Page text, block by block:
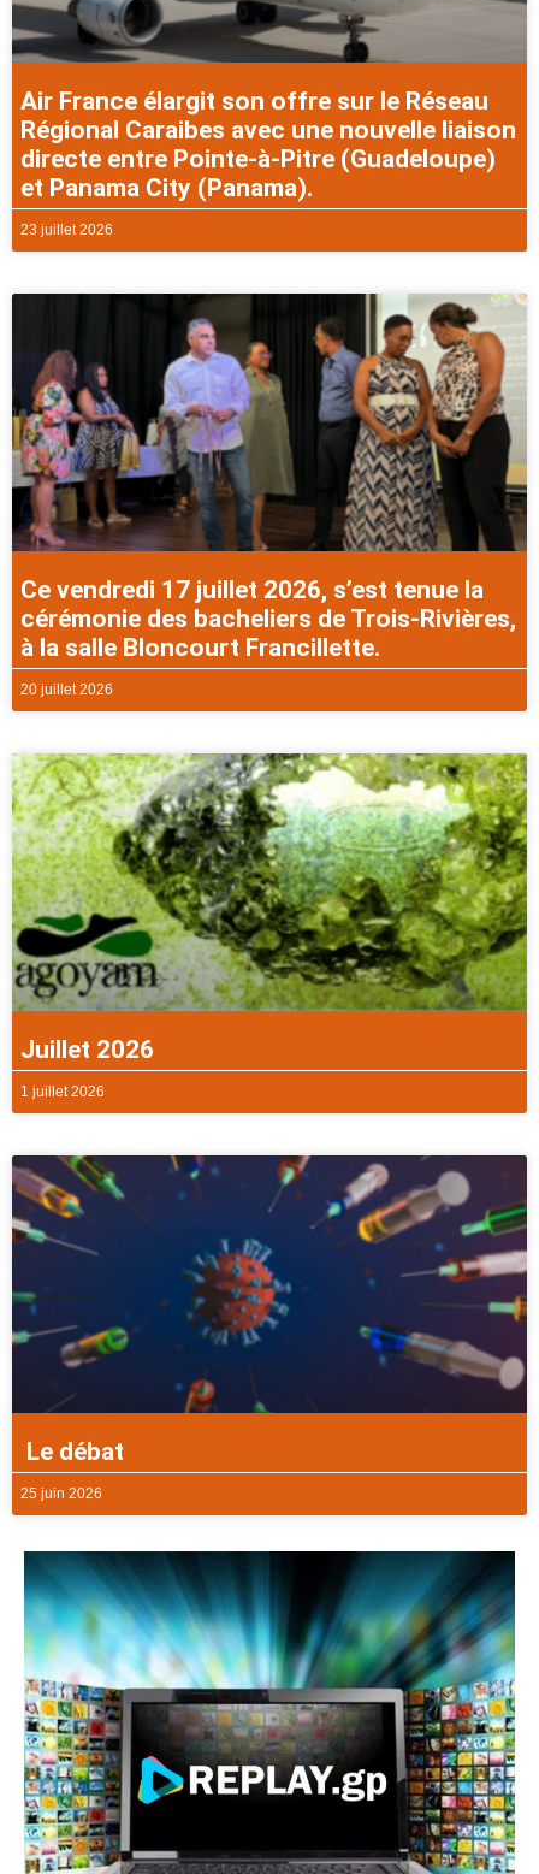
Air France élargit son offre sur le Réseau
Régional Caraibes avec une nouvelle liaison
directe entre Pointe-à-Pitre (Guadeloupe)
et Panama City (Panama).
23 juillet 2026
Ce vendredi 17 juillet 2026, s’est tenue la
cérémonie des bacheliers de Trois-Rivières,
à la salle Bloncourt Francillette.
20 juillet 2026
Juillet 2026
1 juillet 2026
Le débat
25 juin 2026